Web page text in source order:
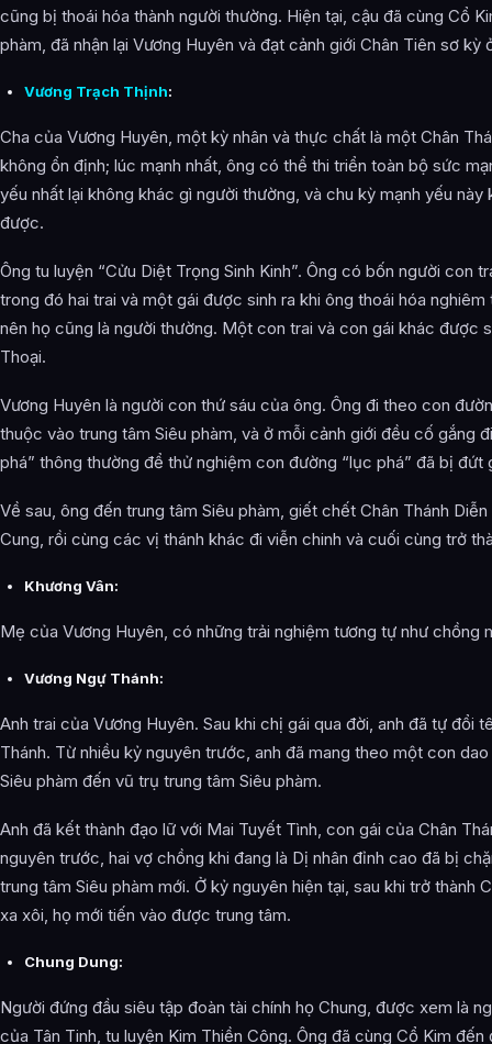
cũng bị thoái hóa thành người thường. Hiện tại, cậu đã cùng Cổ
phàm, đã nhận lại Vương Huyên và đạt cảnh giới Chân Tiên sơ kỳ
Vương Trạch Thịnh:
Cha của Vương Huyên, một kỳ nhân và thực chất là một Chân
không ổn định; lúc mạnh nhất, ông có thể thi triển toàn bộ sức
yếu nhất lại không khác gì người thường, và chu kỳ mạnh yếu
được.
Ông tu luyện “Cửu Diệt Trọng Sinh Kinh”. Ông có bốn người con
trong đó hai trai và một gái được sinh ra khi ông thoái hóa
nên họ cũng là người thường. Một con trai và con gái khác được
Thoại.
Vương Huyên là người con thứ sáu của ông. Ông đi theo con
thuộc vào trung tâm Siêu phàm, và ở mỗi cảnh giới đều cố gắng
phá” thông thường để thử nghiệm con đường “lục phá” đã bị đứt
Về sau, ông đến trung tâm Siêu phàm, giết chết Chân Thánh
Cung, rồi cùng các vị thánh khác đi viễn chinh và cuối cùng trở
Khương Vân:
Mẹ của Vương Huyên, có những trải nghiệm tương tự như chồng
Vương Ngự Thánh:
Anh trai của Vương Huyên. Sau khi chị gái qua đời, anh đã tự đổi
Thánh. Từ nhiều kỷ nguyên trước, anh đã mang theo một con
Siêu phàm đến vũ trụ trung tâm Siêu phàm.
Anh đã kết thành đạo lữ với Mai Tuyết Tình, con gái của Chân
nguyên trước, hai vợ chồng khi đang là Dị nhân đỉnh cao đã bị
trung tâm Siêu phàm mới. Ở kỷ nguyên hiện tại, sau khi trở thành
xa xôi, họ mới tiến vào được trung tâm.
Chung Dung:
Người đứng đầu siêu tập đoàn tài chính họ Chung, được xem là
của Tân Tinh, tu luyện Kim Thiền Công. Ông đã cùng Cổ Kim đến